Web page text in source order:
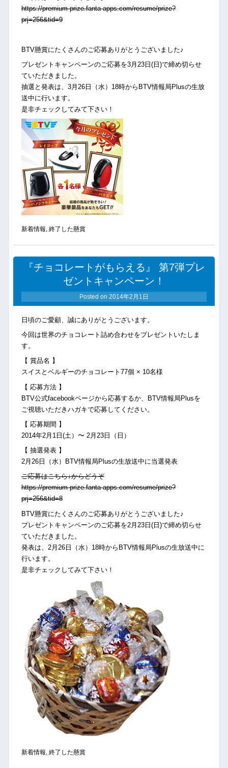
https://premium-prize.fanta-apps.com/resume/prize?
prj=256&tid=9
BTV懸賞にたくさんのご応募ありがとうございました♪
プレゼントキャンペーンのご応募を3月23日(日)で締め切らせ
ていただきました。
抽選と発表は、3月26日（水）18時からBTV情報局Plusの生放
送中に行います。
是非チェックしてみて下さい！
新着情報, 終了した懸賞
『チョコレートがもらえる』 第7弾プレ
ゼントキャンペーン！
Posted on 2014年2月1日
日頃のご愛顧、誠にありがとうございます。
今回は世界のチョコレート詰め合わせをプレゼントいたしま
す。
【 賞品名 】
スイスとベルギーのチョコレート77個 × 10名様
【 応募方法 】
BTV公式facebookページから応募するか、BTV情報局Plusを
ご視聴いただきハガキで応募してください。
【 応募期間 】
2014年2月1日(土）〜 2月23日（日）
【 抽選発表 】
2月26日（水）BTV情報局Plusの生放送中に当選発表
ご応募はこちら↓からどうぞ
https://premium-prize.fanta-apps.com/resume/prize?
prj=256&tid=8
BTV懸賞にたくさんのご応募ありがとうございました♪
プレゼントキャンペーンのご応募を2月23日(日)で締め切らせ
ていただきました。
発表は、2月26日（水）18時からBTV情報局Plusの生放送中に
行います。
是非チェックしてみて下さい！
新着情報, 終了した懸賞